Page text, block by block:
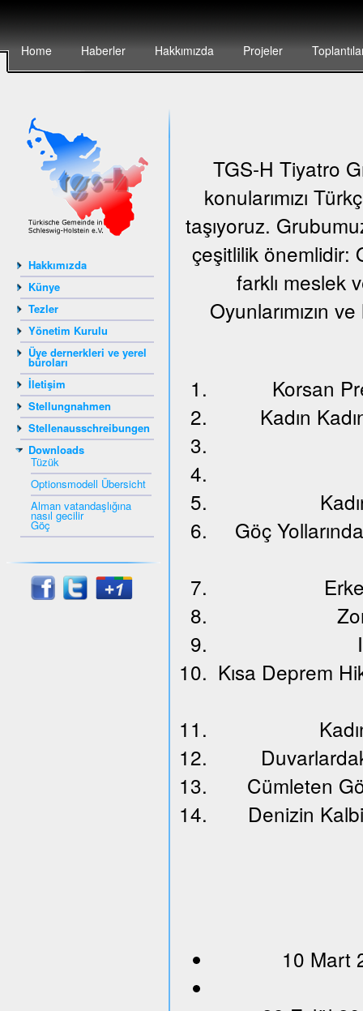
Home Haberler Hakkımızda Projeler
Hakkımızda
Künye
Tezler
Yönetim Kurulu
Üye dernerkleri ve yerel
büroları
İletişim
Stellungnahmen
Stellenausschreibungen
Downloads
Tüzük
Optionsmodell Übersicht
Alman vatandaşlığına
nasıl gecilir
Göç
TGS-H Tiyatro
konularımızı
taşıyoruz.
çeşitlilik önemlidir:
farklı meslek
Oyunlarımızın
Korsan
Kadın
Göç
Kısa Deprem
Cümleten
Denizin
10 Mart